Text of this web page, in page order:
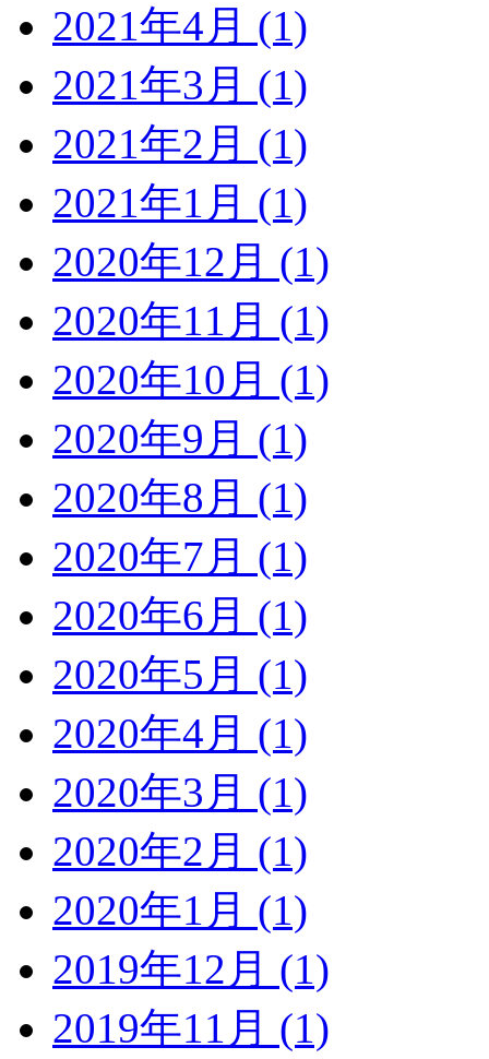
2021年4月 (1)
2021年3月 (1)
2021年2月 (1)
2021年1月 (1)
2020年12月 (1)
2020年11月 (1)
2020年10月 (1)
2020年9月 (1)
2020年8月 (1)
2020年7月 (1)
2020年6月 (1)
2020年5月 (1)
2020年4月 (1)
2020年3月 (1)
2020年2月 (1)
2020年1月 (1)
2019年12月 (1)
2019年11月 (1)